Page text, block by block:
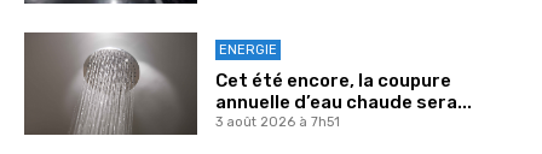
ENERGIE
Cet été encore, la coupure
annuelle d’eau chaude sera...
3 août 2026 à 7h51